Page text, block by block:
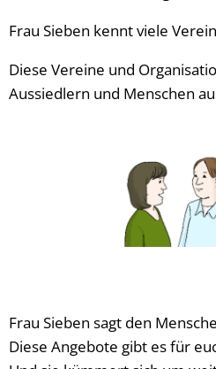
Frau Sieben kennt viele
Diese Vereine und
Aussiedlern und Menschen
Frau Sieben sagt den
Diese Angebote gibt es für